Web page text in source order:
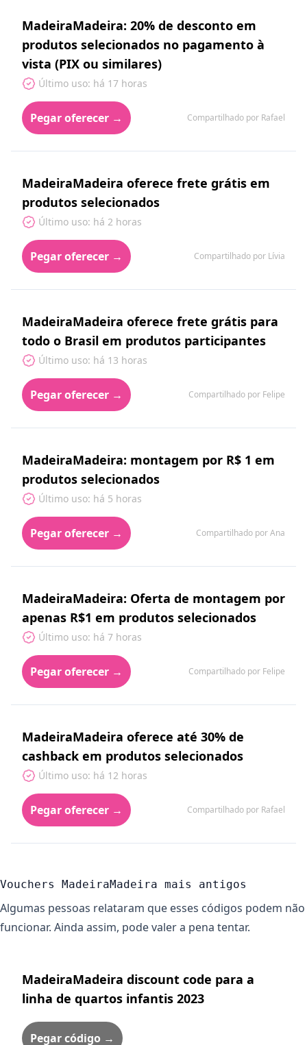
MadeiraMadeira: 20% de desconto em
produtos selecionados no pagamento à
vista (PIX ou similares)
Último uso: há 17 horas
Pegar oferecer → Compartilhado por Rafael
MadeiraMadeira oferece frete grátis em
produtos selecionados
Último uso: há 2 horas
Pegar oferecer → Compartilhado por Lívia
MadeiraMadeira oferece frete grátis para
todo o Brasil em produtos participantes
Último uso: há 13 horas
Pegar oferecer → Compartilhado por Felipe
MadeiraMadeira: montagem por R$ 1 em
produtos selecionados
Último uso: há 5 horas
Pegar oferecer → Compartilhado por Ana
MadeiraMadeira: Oferta de montagem por
apenas R$1 em produtos selecionados
Último uso: há 7 horas
Pegar oferecer → Compartilhado por Felipe
MadeiraMadeira oferece até 30% de
cashback em produtos selecionados
Último uso: há 12 horas
Pegar oferecer → Compartilhado por Rafael
Vouchers MadeiraMadeira mais antigos
Algumas pessoas relataram que esses códigos podem não
funcionar. Ainda assim, pode valer a pena tentar.
MadeiraMadeira discount code para a
linha de quartos infantis 2023
Pegar código →